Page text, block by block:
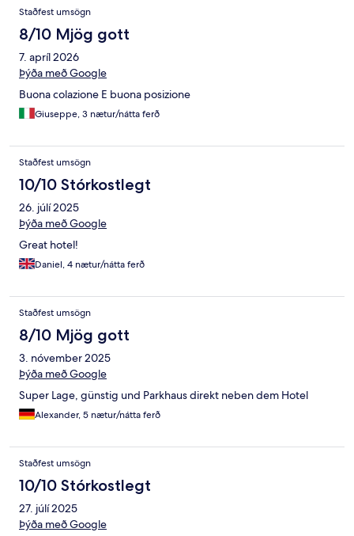
Staðfest umsögn
8/10 Mjög gott
7. apríl 2026
Þýða með Google
Buona colazione E buona posizione
Giuseppe, 3 nætur/nátta ferð
Staðfest umsögn
10/10 Stórkostlegt
26. júlí 2025
Þýða með Google
Great hotel!
Daniel, 4 nætur/nátta ferð
Staðfest umsögn
8/10 Mjög gott
3. nóvember 2025
Þýða með Google
Super Lage, günstig und Parkhaus direkt neben dem Hotel
Alexander, 5 nætur/nátta ferð
Staðfest umsögn
10/10 Stórkostlegt
27. júlí 2025
Þýða með Google